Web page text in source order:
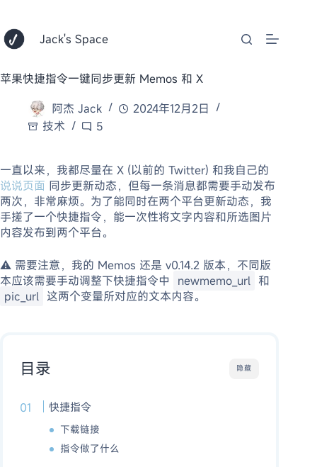
内
Jack's Space
苹果快捷指令一键同步更新 Memos 和 X
阿杰 Jack
2024年12月2日
技术
5
一直以来，我都尽量在 X (以前的 Twitter) 和我自己的
说说页面 同步更新动态，但每一条消息都需要手动发布
两次，非常麻烦。为了能同时在两个平台更新动态，我
手搓了一个快捷指令，能一次性将文字内容和所选图片
内容发布到两个平台。
⚠️ 需要注意，我的 Memos 还是 v0.14.2 版本，不同版
本应该需要手动调整下快捷指令中
newmemo_url 和
pic_url 这两个变量所对应的文本内容。
隐藏
目录
快捷指令
下载链接
指令做了什么